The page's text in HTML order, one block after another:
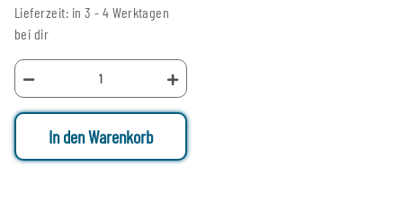
Lieferzeit: in 3 - 4 Werktagen
bei dir
In den Warenkorb